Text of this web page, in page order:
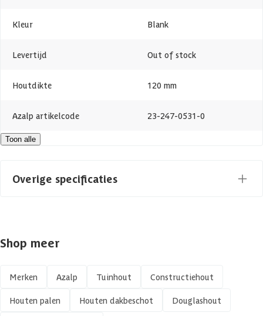
Kleur Blank
Levertijd Out of stock
Houtdikte 120 mm
Azalp artikelcode 23-247-0531-0
EAN-code
Toon alle
Overige specificaties
Vorm
Afwerking Fijnbezaagd
Kopmaat 120 x 120 mm
Shop meer
Merken Azalp Tuinhout Constructiehout
Houten palen Houten dakbeschot Douglashout